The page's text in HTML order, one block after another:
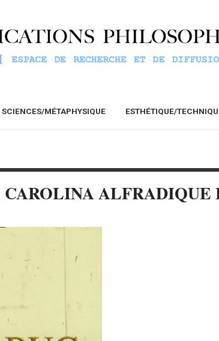
SCIENCES/MÉTAPHYSIQUE ESTHÉTIQUE/
CAROLINA ALFRADIQUE